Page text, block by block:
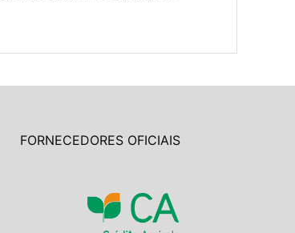
FORNECEDORES OFICIAIS